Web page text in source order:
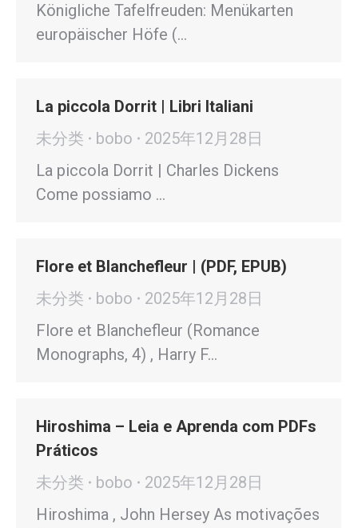
Königliche Tafelfreuden: Menükarten
europäischer Höfe (…
La piccola Dorrit | Libri Italiani
未分类
bobo
2025年12月28日
La piccola Dorrit | Charles Dickens
Come possiamo …
Flore et Blanchefleur | (PDF, EPUB)
未分类
bobo
2025年12月28日
Flore et Blanchefleur (Romance
Monographs, 4) , Harry F…
Hiroshima – Leia e Aprenda com PDFs
Práticos
未分类
bobo
2025年12月28日
Hiroshima , John Hersey As motivações